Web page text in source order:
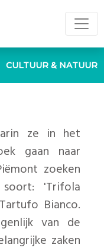
CULTUUR & NATUUR
ze in het
gaan naar
zoeken
'Trifola
Bianco.
van de
zaken